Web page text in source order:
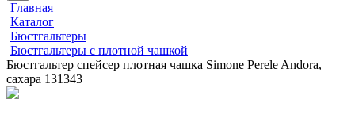
Главная
Каталог
Бюстгальтеры
Бюстгальтеры с плотной чашкой
Бюстгальтер спейсер плотная чашка Simone Perele Andora,
сахара 131343